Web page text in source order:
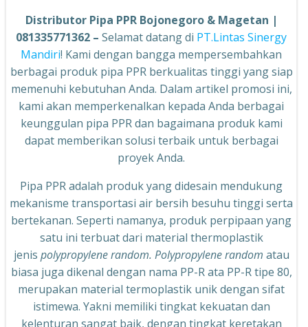
Distributor Pipa PPR Bojonegoro & Magetan |
081335771362 – Selamat datang di PT.Lintas Sinergy
Mandiri! Kami dengan bangga mempersembahkan
berbagai produk pipa PPR berkualitas tinggi yang siap
memenuhi kebutuhan Anda. Dalam artikel promosi ini,
kami akan memperkenalkan kepada Anda berbagai
keunggulan pipa PPR dan bagaimana produk kami
dapat memberikan solusi terbaik untuk berbagai
proyek Anda.
Pipa PPR adalah produk yang didesain mendukung
mekanisme transportasi air bersih besuhu tinggi serta
bertekanan. Seperti namanya, produk perpipaan yang
satu ini terbuat dari material thermoplastik
jenis polypropylene random. Polypropylene random atau
biasa juga dikenal dengan nama PP-R ata PP-R tipe 80,
merupakan material termoplastik unik dengan sifat
istimewa. Yakni memiliki tingkat kekuatan dan
kelenturan sangat baik, dengan tingkat keretakan